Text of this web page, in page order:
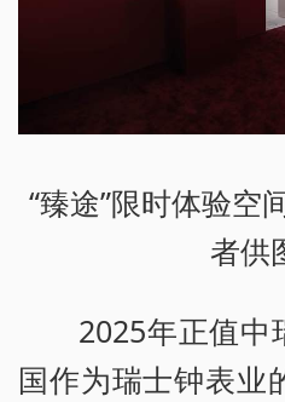
“臻途”限时体验空
者供
2025年正值中
国作为瑞士钟表业